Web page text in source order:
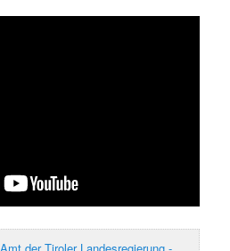
Amt der Tiroler Landesregierung -